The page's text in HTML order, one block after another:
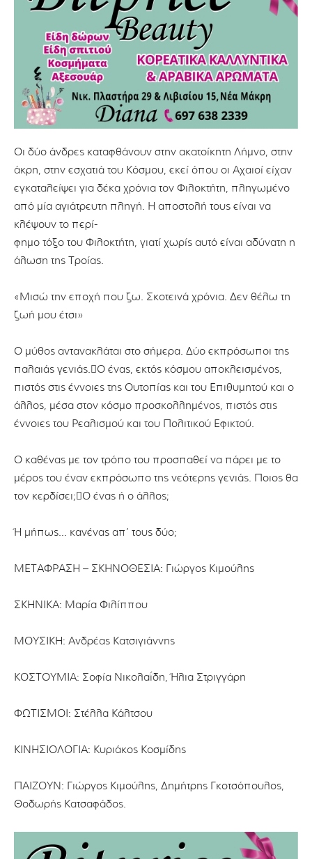
Οι δύο άνδρες καταφθάνουν στην ακατοίκητη Λήµνο, στην
άκρη, στην εσχατιά του Κόσµου, εκεί όπου οι Αχαιοί είχαν
εγκαταλείψει για δέκα χρόνια τον Φιλοκτήτη, πληγωµένο
από µία αγιάτρευτη πληγή. Η αποστολή τους είναι να
κλέψουν το περί-
φηµο τόξο του Φιλοκτήτη, γιατί χωρίς αυτό είναι αδύνατη η
άλωση της Τροίας.
«Μισώ την εποχή που ζω. Σκοτεινά χρόνια. ∆εν θέλω τη
ζωή µου έτσι»
Ο µύθος αντανακλάται στο σήµερα. ∆ύο εκπρόσωποι της
παλαιάς γενιάς.Ο ένας, εκτός κόσµου αποκλεισµένος,
πιστός στις έννοιες της Ουτοπίας και του Επιθυµητού και ο
άλλος, µέσα στον κόσµο προσκολληµένος, πιστός στις
έννοιες του Ρεαλισµού και του Πολιτικού Εφικτού.
O καθένας µε τον τρόπο του προσπαθεί να πάρει µε το
µέρος του έναν εκπρόσωπο της νεότερης γενιάς. Ποιος θα
τον κερδίσει;Ο ένας ή ο άλλος;
Ή μήπως… κανένας απ’ τους δύο;
ΜΕΤΑΦΡΑΣΗ – ΣΚΗΝΟΘΕΣΙΑ: Γιώργος Κιµούλης
ΣΚΗΝΙΚΑ: Μαρία Φιλίππου
ΜΟΥΣΙΚΗ: Ανδρέας Κατσιγιάννης
ΚΟΣΤΟΥΜΙΑ: Σοφία Νικολαΐδη, Ήλια Στριγγάρη
ΦΩΤΙΣΜΟΙ: Στέλλα Κάλτσου
ΚΙΝΗΣΙΟΛΟΓΙΑ: Κυριάκος Κοσµίδης
ΠΑΙΖΟΥΝ: Γιώργος Κιµούλης, ∆ηµήτρης Γκοτσόπουλος,
Θοδωρής Κατσαφάδος.